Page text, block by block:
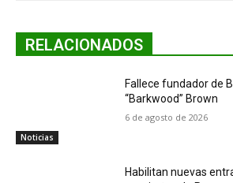
RELACIONADOS
Noticias
Fallece fundador de
“Barkwood” Brown
6 de agosto de 2026
Habilitan nuevas